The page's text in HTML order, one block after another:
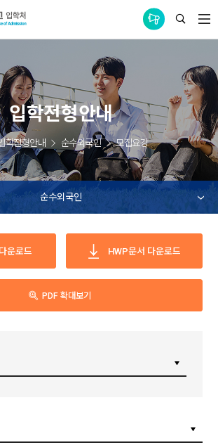
통합공지사항
입학전형안내
학전형안내 순수외국인 모집요강
순수외국인
다운로드 HWP문서 다운로드
PDF 확대보기